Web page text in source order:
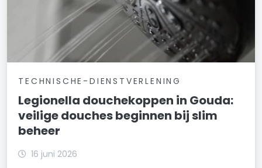
TECHNISCHE-DIENSTVERLENING
Legionella douchekoppen in Gouda:
veilige douches beginnen bij slim
beheer
16 juni 2026